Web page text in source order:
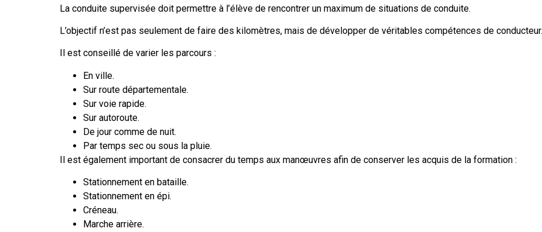
La conduite supervisée doit permettre à l’élève de rencontrer un maximum de situations de conduite.
L’objectif n’est pas seulement de faire des kilomètres, mais de développer de véritables compétences de conducteur.
Il est conseillé de varier les parcours :
En ville.
Sur route départementale.
Sur voie rapide.
Sur autoroute.
De jour comme de nuit.
Par temps sec ou sous la pluie.
Il est également important de consacrer du temps aux manœuvres afin de conserver les acquis de la formation :
Stationnement en bataille.
Stationnement en épi.
Créneau.
Marche arrière.